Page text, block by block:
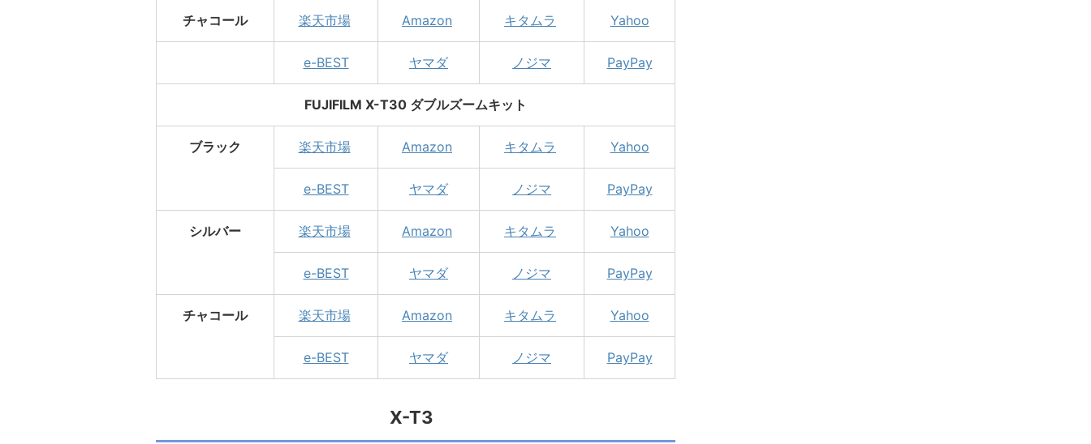
チャコール 楽天市場 Amazon キタムラ Yahoo
e-BEST ヤマダ ノジマ PayPay
FUJIFILM X-T30 ダブルズームキット
ブラック 楽天市場 Amazon キタムラ Yahoo
e-BEST ヤマダ ノジマ PayPay
シルバー 楽天市場 Amazon キタムラ Yahoo
e-BEST ヤマダ ノジマ PayPay
チャコール 楽天市場 Amazon キタムラ Yahoo
e-BEST ヤマダ ノジマ PayPay
X-T3